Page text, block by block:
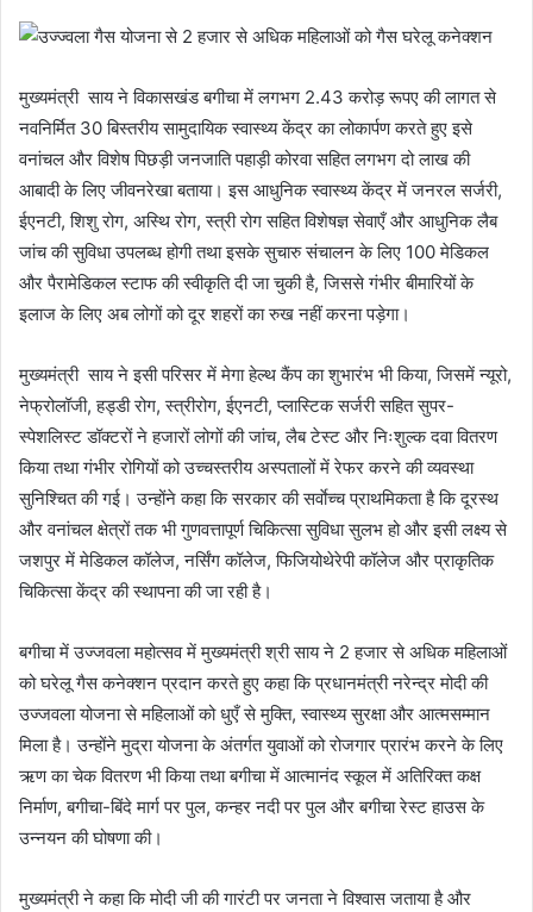
मुख्यमंत्री साय ने विकासखंड बगीचा में लगभग 2.43 करोड़ रूपए की लागत से
नवनिर्मित 30 बिस्तरीय सामुदायिक स्वास्थ्य केंद्र का लोकार्पण करते हुए इसे
वनांचल और विशेष पिछड़ी जनजाति पहाड़ी कोरवा सहित लगभग दो लाख की
आबादी के लिए जीवनरेखा बताया। इस आधुनिक स्वास्थ्य केंद्र में जनरल सर्जरी,
ईएनटी, शिशु रोग, अस्थि रोग, स्त्री रोग सहित विशेषज्ञ सेवाएँ और आधुनिक लैब
जांच की सुविधा उपलब्ध होगी तथा इसके सुचारु संचालन के लिए 100 मेडिकल
और पैरामेडिकल स्टाफ की स्वीकृति दी जा चुकी है, जिससे गंभीर बीमारियों के
इलाज के लिए अब लोगों को दूर शहरों का रुख नहीं करना पड़ेगा।
मुख्यमंत्री साय ने इसी परिसर में मेगा हेल्थ कैंप का शुभारंभ भी किया, जिसमें न्यूरो,
नेफ्रोलॉजी, हड्डी रोग, स्त्रीरोग, ईएनटी, प्लास्टिक सर्जरी सहित सुपर-
स्पेशलिस्ट डॉक्टरों ने हजारों लोगों की जांच, लैब टेस्ट और निःशुल्क दवा वितरण
किया तथा गंभीर रोगियों को उच्चस्तरीय अस्पतालों में रेफर करने की व्यवस्था
सुनिश्चित की गई। उन्होंने कहा कि सरकार की सर्वाेच्च प्राथमिकता है कि दूरस्थ
और वनांचल क्षेत्रों तक भी गुणवत्तापूर्ण चिकित्सा सुविधा सुलभ हो और इसी लक्ष्य से
जशपुर में मेडिकल कॉलेज, नर्सिंग कॉलेज, फिजियोथेरेपी कॉलेज और प्राकृतिक
चिकित्सा केंद्र की स्थापना की जा रही है।
बगीचा में उज्जवला महोत्सव में मुख्यमंत्री श्री साय ने 2 हजार से अधिक महिलाओं
को घरेलू गैस कनेक्शन प्रदान करते हुए कहा कि प्रधानमंत्री नरेन्द्र मोदी की
उज्जवला योजना से महिलाओं को धुएँ से मुक्ति, स्वास्थ्य सुरक्षा और आत्मसम्मान
मिला है। उन्होंने मुद्रा योजना के अंतर्गत युवाओं को रोजगार प्रारंभ करने के लिए
ऋण का चेक वितरण भी किया तथा बगीचा में आत्मानंद स्कूल में अतिरिक्त कक्ष
निर्माण, बगीचा-बिंदे मार्ग पर पुल, कन्हर नदी पर पुल और बगीचा रेस्ट हाउस के
उन्नयन की घोषणा की।
मुख्यमंत्री ने कहा कि मोदी जी की गारंटी पर जनता ने विश्वास जताया है और